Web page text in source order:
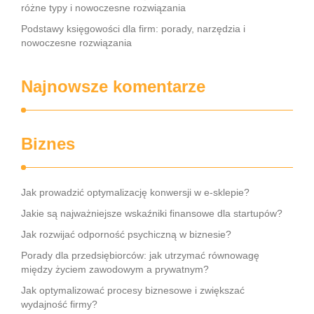
różne typy i nowoczesne rozwiązania
Podstawy księgowości dla firm: porady, narzędzia i
nowoczesne rozwiązania
Najnowsze komentarze
Biznes
Jak prowadzić optymalizację konwersji w e-sklepie?
Jakie są najważniejsze wskaźniki finansowe dla startupów?
Jak rozwijać odporność psychiczną w biznesie?
Porady dla przedsiębiorców: jak utrzymać równowagę
między życiem zawodowym a prywatnym?
Jak optymalizować procesy biznesowe i zwiększać
wydajność firmy?